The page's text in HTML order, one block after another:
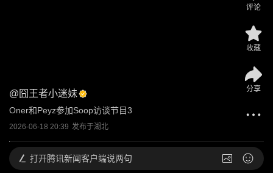
@ 囧王者小迷妹
Oner和Peyz参加Soop访谈节目3
2026-06-18 20:39 发布于湖北
评论
收藏
分享
打开腾讯新闻客户端说两句